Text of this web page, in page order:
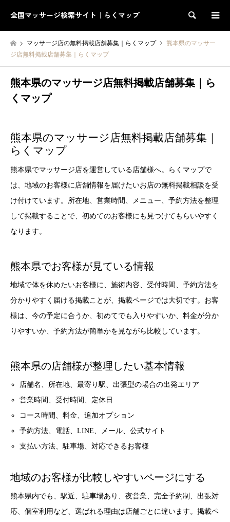
全国マッサージ検索サイト｜らくマップ 検索
マッサージ店の無料掲載店舗募集｜らくマップ
熊本県のマッサー
ジ店無料掲載店舗募集｜らくマップ
熊本県のマッサージ店無料掲載店舗募集｜ら
くマップ
熊本県のマッサージ店無料掲載店舗募集｜
らくマップ
熊本県でマッサージ店を運営している店舗様へ。らくマップで
は、地域のお客様に店舗情報を届けたいお店の無料掲載相談を受
け付けています。所在地、営業時間、メニュー、予約方法を整理
して掲載することで、初めてのお客様にも見つけてもらいやすく
なります。
熊本県でお客様が見ている情報
地域で体を休めたいお客様に、施術内容、受付時間、予約方法を
分かりやすく届ける掲載ことが、掲載ページでは大切です。お客
様は、今の予定に合うか、初めてでも入りやすいか、料金が分か
りやすいか、予約方法が簡単かを見ながら比較しています。
熊本県の店舗様が整理したい基本情報
店舗名、所在地、最寄り駅、出張型の場合の出発エリア
営業時間、受付時間、定休日
コース時間、料金、追加オプション
予約方法、電話、LINE、メール、公式サイト
支払い方法、駐車場、対応できるお客様
地域のお客様が比較しやすいページにする
熊本県内でも、駅近、駐車場あり、夜営業、完全予約制、出張対
応、個室利用など、選ばれる理由は店舗ごとに違います。掲載ペ